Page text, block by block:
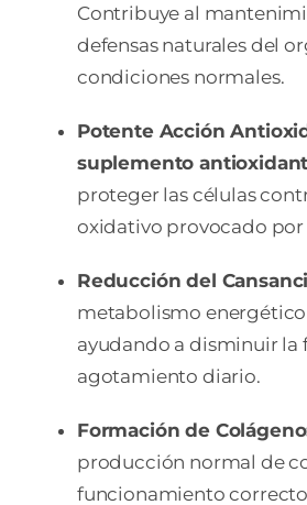
Contribuye al
defensas naturales del
condiciones normales.
Potente Acción
suplemento
proteger las células
oxidativo provocado por
Reducción del
metabolismo
ayudando a disminuir la
agotamiento diario.
Formación de
producción normal de
funcionamiento